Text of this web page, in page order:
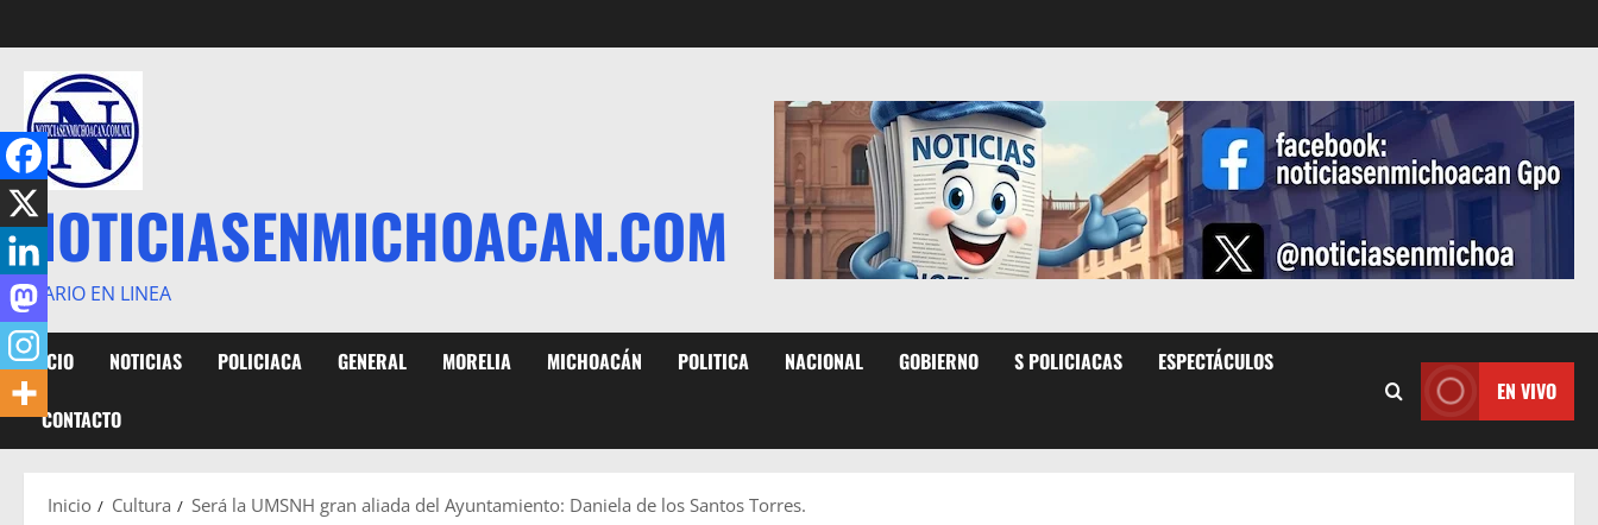
al
contenido
NOTICIASENMICHOACAN.COM
DIARIO EN LINEA
INICIO NOTICIAS POLICIACA GENERAL MORELIA MICHOACÁN POLITICA NACIONAL GOBIERNO S POLICIACAS ESPECTÁCULOS
CONTACTO
EN VIVO
Inicio Cultura Será la UMSNH gran aliada del Ayuntamiento: Daniela de los Santos Torres.